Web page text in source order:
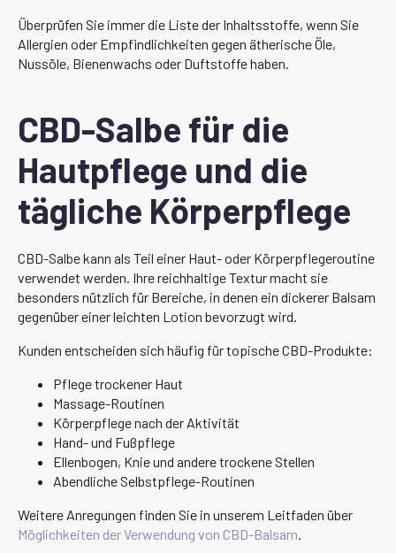
Überprüfen Sie immer die Liste der Inhaltsstoffe, wenn Sie
Allergien oder Empfindlichkeiten gegen ätherische Öle,
Nussöle, Bienenwachs oder Duftstoffe haben.
CBD-Salbe für die
Hautpflege und die
tägliche Körperpflege
CBD-Salbe kann als Teil einer Haut- oder Körperpflegeroutine
verwendet werden. Ihre reichhaltige Textur macht sie
besonders nützlich für Bereiche, in denen ein dickerer Balsam
gegenüber einer leichten Lotion bevorzugt wird.
Kunden entscheiden sich häufig für topische CBD-Produkte:
Pflege trockener Haut
Massage-Routinen
Körperpflege nach der Aktivität
Hand- und Fußpflege
Ellenbogen, Knie und andere trockene Stellen
Abendliche Selbstpflege-Routinen
Weitere Anregungen finden Sie in unserem Leitfaden über
Möglichkeiten der Verwendung von CBD-Balsam.